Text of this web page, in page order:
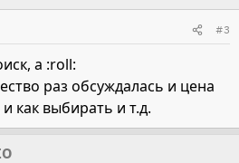
#3
а :roll:
раз обсуждалась и цена
как выбирать и т.д.